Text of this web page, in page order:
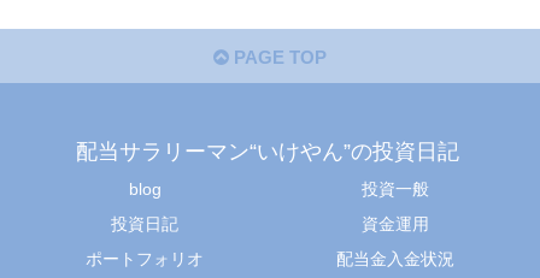
PAGE TOP
配当サラリーマン“いけやん”の投資日記 ​
blog
投資一般
投資日記
資金運用
ポートフォリオ
配当金入金状況